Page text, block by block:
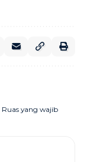
Ruas yang wajib